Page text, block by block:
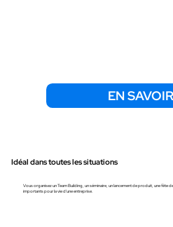
EN
Idéal dans toutes les situations
Vous organisez un Team Building, un séminaire, un lancement de produit, une fête
importants pour la vie d'une entreprise.